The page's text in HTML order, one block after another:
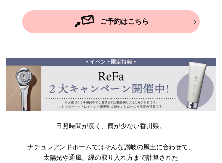
ご予約はこちら
日照時間が長く、雨が少ない香川県。
ナチュレアンドホームではそんな讃岐の風土に合わせて、
太陽光や通風、緑の取り入れ方まで計算された